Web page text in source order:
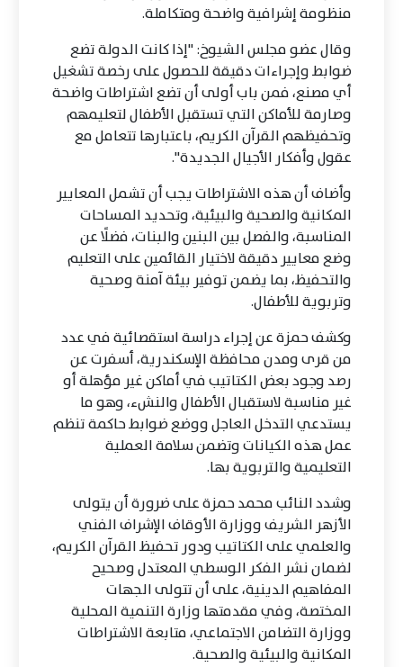
منظومة إشرافية واضحة ومتكاملة.
وقال عضو مجلس الشيوخ: "إذا كانت الدولة تضع
ضوابط وإجراءات دقيقة للحصول على رخصة تشغيل
أي مصنع، فمن باب أولى أن تضع اشتراطات واضحة
وصارمة للأماكن التي تستقبل الأطفال لتعليمهم
وتحفيظهم القرآن الكريم، باعتبارها تتعامل مع
عقول وأفكار الأجيال الجديدة".
وأضاف أن هذه الاشتراطات يجب أن تشمل المعايير
المكانية والصحية والبيئية، وتحديد المساحات
المناسبة، والفصل بين البنين والبنات، فضلًا عن
وضع معايير دقيقة لاختيار القائمين على التعليم
والتحفيظ، بما يضمن توفير بيئة آمنة وصحية
وتربوية للأطفال.
وكشف حمزة عن إجراء دراسة استقصائية في عدد
من قرى ومدن محافظة الإسكندرية، أسفرت عن
رصد وجود بعض الكتاتيب في أماكن غير مؤهلة أو
غير مناسبة لاستقبال الأطفال والنشء، وهو ما
يستدعي التدخل العاجل ووضع ضوابط حاكمة تنظم
عمل هذه الكيانات وتضمن سلامة العملية
التعليمية والتربوية بها.
وشدد النائب محمد حمزة على ضرورة أن يتولى
الأزهر الشريف ووزارة الأوقاف الإشراف الفني
والعلمي على الكتاتيب ودور تحفيظ القرآن الكريم،
لضمان نشر الفكر الوسطي المعتدل وصحيح
المفاهيم الدينية، على أن تتولى الجهات
المختصة، وفي مقدمتها وزارة التنمية المحلية
ووزارة التضامن الاجتماعي، متابعة الاشتراطات
المكانية والبيئية والصحية.